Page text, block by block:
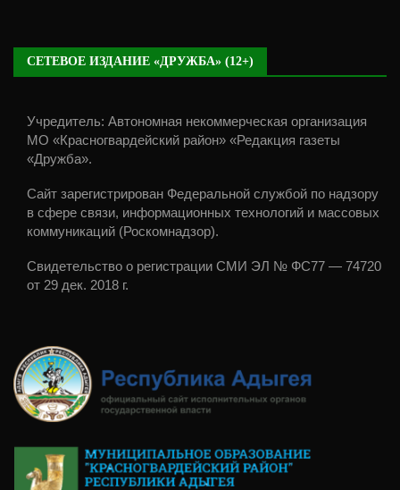
СЕТЕВОЕ ИЗДАНИЕ «ДРУЖБА» (12+)
Учредитель: Автономная некоммерческая организация
МО «Красногвардейский район» «Редакция газеты
«Дружба».
Сайт зарегистрирован Федеральной службой по надзору
в сфере связи, информационных технологий и массовых
коммуникаций (Роскомнадзор).
Свидетельство о регистрации СМИ ЭЛ № ФС77 — 74720
от 29 дек. 2018 г.